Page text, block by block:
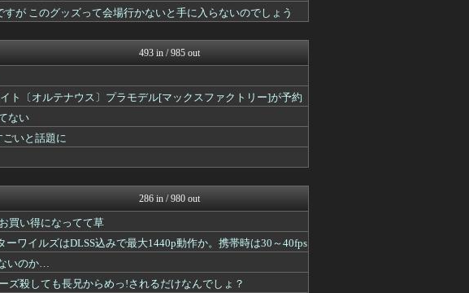
原神速報 | GENSHI...
？
遊戯王マスターデュエルまと...
て
アルセウス速報＠ポケモンま...
た？
あ艦これ ～艦隊これくしょ...
スマブラ屋さん | スマブ...
だな
ルフレch. - ファイア...
ゴルシch.｜ウマ娘まとめ...
低くね？
...
馬鳥速報
うまぴょいチャンネル -ウ...
Fr...
PlaySphere | ...
2ch東方スレ観測所
るステータス...
提督、友軍着...
艦これ速報 艦隊これくしょ...
ロワ
ミニゴブ速報 ～グラブルま...
あ艦これ ～艦隊これくしょ...
ト...
馬鳥速報
が このグッズって会場行かないと手に入らないのでしょう
493 in / 985 out
ト〔オルテナウス〕プラモデル[マックスファクトリー]が予約
ない
ごいと話題に
286 in / 980 out
買い得になってて草
ーワイルズはDLSS込みで最大1440p動作か。携帯時は30～40fps
いのか…
ズ殺しても長兄からめっ!されるだけなんでしょ？